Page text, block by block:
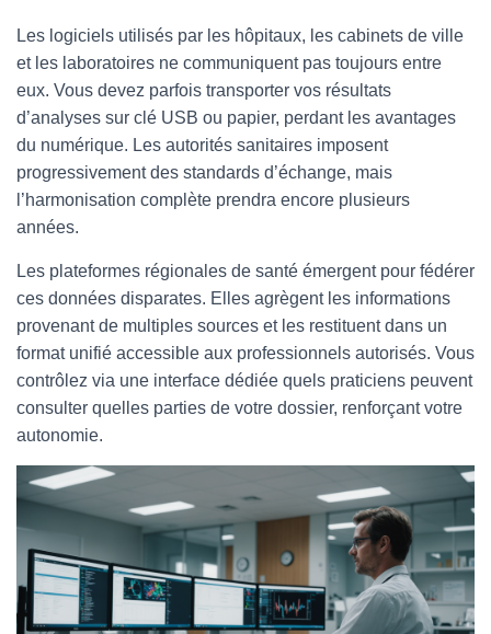
Les logiciels utilisés par les hôpitaux, les cabinets de ville
et les laboratoires ne communiquent pas toujours entre
eux. Vous devez parfois transporter vos résultats
d’analyses sur clé USB ou papier, perdant les avantages
du numérique. Les autorités sanitaires imposent
progressivement des standards d’échange, mais
l’harmonisation complète prendra encore plusieurs
années.
Les plateformes régionales de santé émergent pour fédérer
ces données disparates. Elles agrègent les informations
provenant de multiples sources et les restituent dans un
format unifié accessible aux professionnels autorisés. Vous
contrôlez via une interface dédiée quels praticiens peuvent
consulter quelles parties de votre dossier, renforçant votre
autonomie.